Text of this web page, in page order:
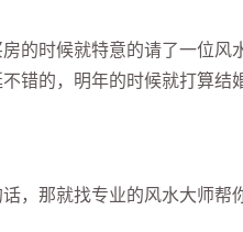
的时候就特意的请了一位风
错的，明年的时候就打算结
，那就找专业的风水大师帮